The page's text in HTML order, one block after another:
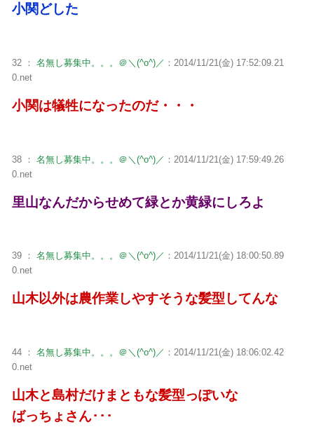
小関どした
32 ： 名無し募集中。。。＠＼(^o^)／ ：2014/11/21(金) 17:52:09.21
0.net
小関は犠牲になったのだ・・・
38 ： 名無し募集中。。。＠＼(^o^)／ ：2014/11/21(金) 17:59:49.26
0.net
里山なんだからせめて緑とか黄緑にしろよ
39 ： 名無し募集中。。。＠＼(^o^)／ ：2014/11/21(金) 18:00:50.89
0.net
山木以外は農作業しやすそうな髪型してんな
44 ： 名無し募集中。。。＠＼(^o^)／ ：2014/11/21(金) 18:06:02.42
0.net
山木と島村だけまともな髪型っぽいな
ばっちょさん･･･